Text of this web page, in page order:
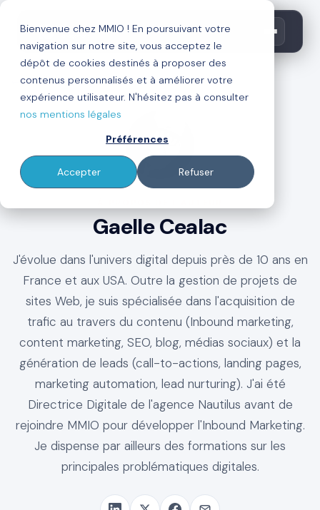
Bienvenue chez MMIO ! En poursuivant votre
navigation sur notre site, vous acceptez le
dépôt de cookies destinés à proposer des
contenus personnalisés et à améliorer votre
expérience utilisateur. N'hésitez pas à consulter
nos mentions légales
Préférences
Accepter Refuser
Retour au blog
Gaelle Cealac
J'évolue dans l'univers digital depuis près de 10 ans en
France et aux USA. Outre la gestion de projets de
sites Web, je suis spécialisée dans l'acquisition de
trafic au travers du contenu (Inbound marketing,
content marketing, SEO, blog, médias sociaux) et la
génération de leads (call-to-actions, landing pages,
marketing automation, lead nurturing). J'ai été
Directrice Digitale de l'agence Nautilus avant de
rejoindre MMIO pour développer l'Inbound Marketing.
Je dispense par ailleurs des formations sur les
principales problématiques digitales.